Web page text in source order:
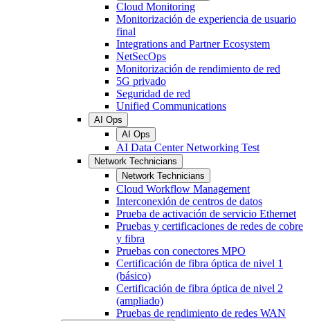
Cloud Monitoring
Monitorización de experiencia de usuario
final
Integrations and Partner Ecosystem
NetSecOps
Monitorización de rendimiento de red
5G privado
Seguridad de red
Unified Communications
AI Ops
AI Ops
AI Data Center Networking Test
Network Technicians
Network Technicians
Cloud Workflow Management
Interconexión de centros de datos
Prueba de activación de servicio Ethernet
Pruebas y certificaciones de redes de cobre
y fibra
Pruebas con conectores MPO
Certificación de fibra óptica de nivel 1
(básico)
Certificación de fibra óptica de nivel 2
(ampliado)
Pruebas de rendimiento de redes WAN